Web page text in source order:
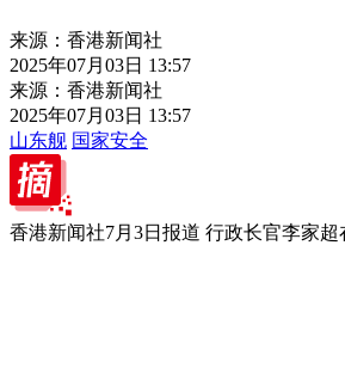
来源：香港新闻社
2025年07月03日 13:57
来源：香港新闻社
2025年07月03日 13:57
山东舰 国家安全
香港新闻社7月3日报道 行政长官李家